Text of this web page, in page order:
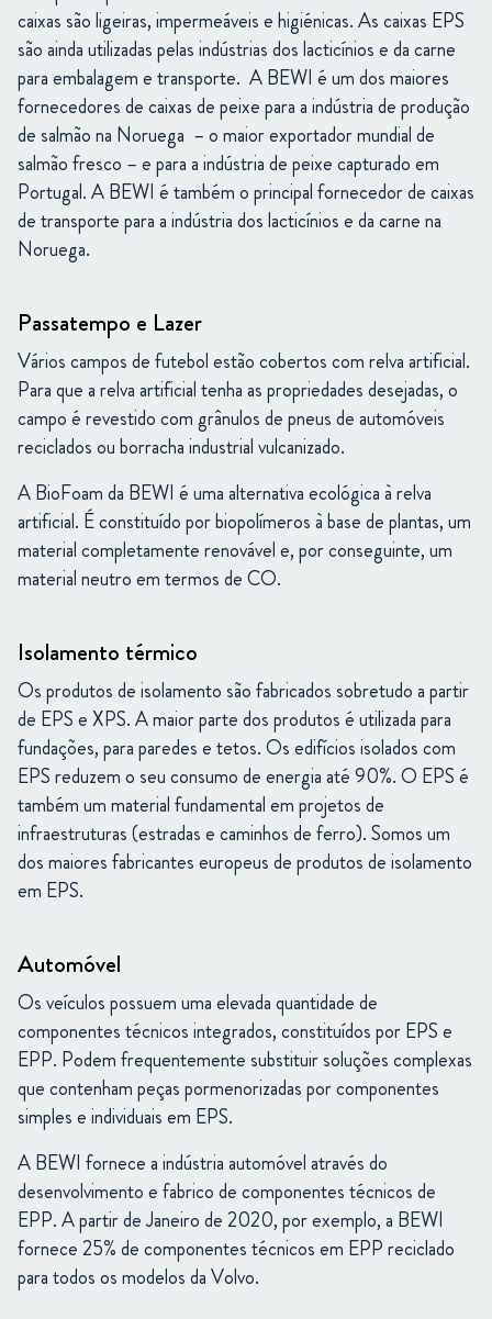
caixas são ligeiras, impermeáveis e higiénicas. As caixas EPS
são ainda utilizadas pelas indústrias dos lacticínios e da carne
para embalagem e transporte. A BEWI é um dos maiores
fornecedores de caixas de peixe para a indústria de produção
de salmão na Noruega – o maior exportador mundial de
salmão fresco – e para a indústria de peixe capturado em
Portugal. A BEWI é também o principal fornecedor de caixas
de transporte para a indústria dos lacticínios e da carne na
Noruega.
Passatempo e Lazer
Vários campos de futebol estão cobertos com relva artificial.
Para que a relva artificial tenha as propriedades desejadas, o
campo é revestido com grânulos de pneus de automóveis
reciclados ou borracha industrial vulcanizado.
A BioFoam da BEWI é uma alternativa ecológica à relva
artificial. É constituído por biopolímeros à base de plantas, um
material completamente renovável e, por conseguinte, um
material neutro em termos de CO.
Isolamento térmico
Os produtos de isolamento são fabricados sobretudo a partir
de EPS e XPS. A maior parte dos produtos é utilizada para
fundações, para paredes e tetos. Os edifícios isolados com
EPS reduzem o seu consumo de energia até 90%. O EPS é
também um material fundamental em projetos de
infraestruturas (estradas e caminhos de ferro). Somos um
dos maiores fabricantes europeus de produtos de isolamento
em EPS.
Automóvel
Os veículos possuem uma elevada quantidade de
componentes técnicos integrados, constituídos por EPS e
EPP. Podem frequentemente substituir soluções complexas
que contenham peças pormenorizadas por componentes
simples e individuais em EPS.
A BEWI fornece a indústria automóvel através do
desenvolvimento e fabrico de componentes técnicos de
EPP. A partir de Janeiro de 2020, por exemplo, a BEWI
fornece 25% de componentes técnicos em EPP reciclado
para todos os modelos da Volvo.